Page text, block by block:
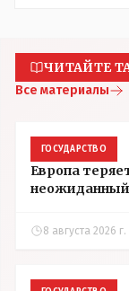
ЧИТАЙТЕ
Все материалы
ГОСУДАРСТВО
Европа
8 августа 2026 г.